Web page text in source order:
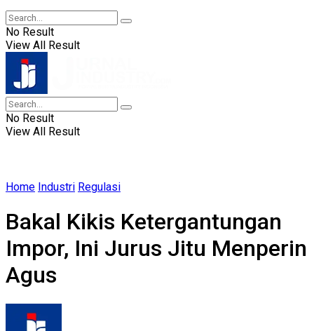
No Result
View All Result
No Result
View All Result
Home Industri Regulasi
Bakal Kikis Ketergantungan
Impor, Ini Jurus Jitu Menperin
Agus